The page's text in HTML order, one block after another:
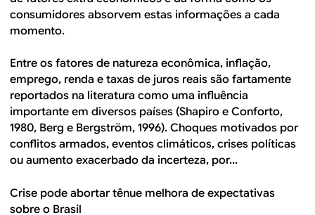
consumidores absorvem estas informações a cada
momento.
Entre os fatores de natureza econômica, inflação,
emprego, renda e taxas de juros reais são fartamente
reportados na literatura como uma influência
importante em diversos países (Shapiro e Conforto,
1980, Berg e Bergström, 1996). Choques motivados por
conflitos armados, eventos climáticos, crises políticas
ou aumento exacerbado da incerteza, por...
Crise pode abortar tênue melhora de expectativas
sobre o Brasil